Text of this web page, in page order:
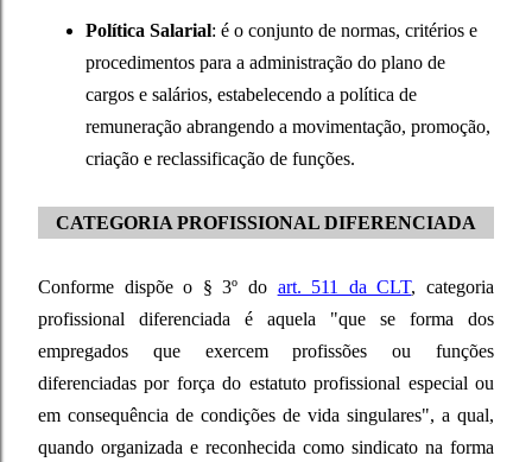
Política Salarial: é o conjunto de normas, critérios e
procedimentos para a administração do plano de
cargos e salários, estabelecendo a política de
remuneração abrangendo a movimentação, promoção,
criação e reclassificação de funções.
CATEGORIA PROFISSIONAL DIFERENCIADA
Conforme dispõe o § 3º do art. 511 da CLT, categoria
profissional diferenciada é aquela "que se forma dos
empregados que exercem profissões ou funções
diferenciadas por força do estatuto profissional especial ou
em consequência de condições de vida singulares", a qual,
quando organizada e reconhecida como sindicato na forma